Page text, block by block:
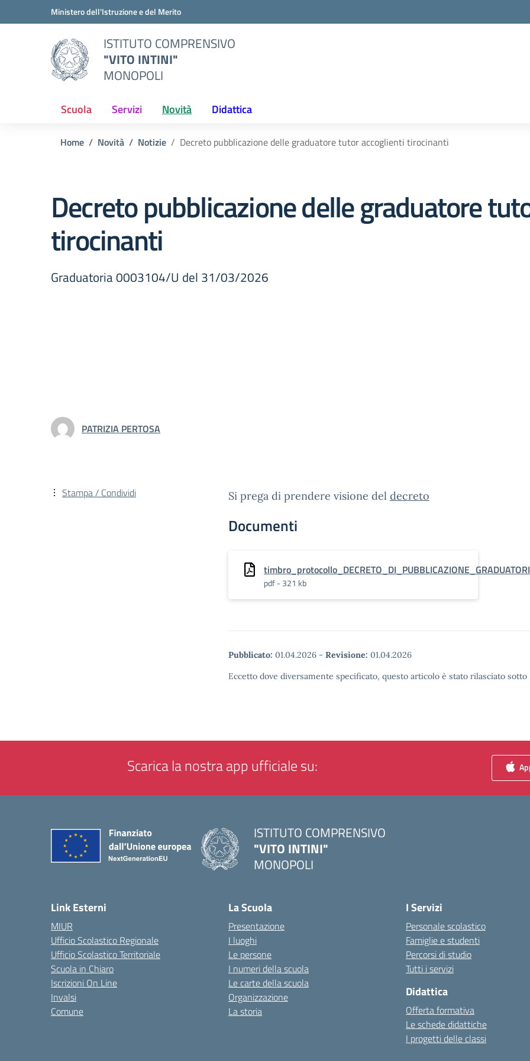
Vai ai contenuti
Vai al menu di navigazioneMinistero dell'Istruzione e del Merito
ISTITUTO COMPRENSIVO
"VITO INTINI"
MONOPOLI
Scuola Servizi Novità Didattica
Home Novità Notizie Decreto pubblicazione delle graduatore tutor accoglienti tirocinanti
Decreto pubblicazione delle graduatore
tirocinanti
Graduatoria 0003104/U del 31/03/2026
PATRIZIA PERTOSA
Si prega di prendere visione del decreto
Documenti
pdf - 321 kb
Pubblicato: 01.04.2026 - Revisione: 01.04.2026
Eccetto dove diversamente specificato, questo articolo è stato rilasciato
Stampa / Condividi
Scarica la nostra app ufficiale su:
ISTITUTO COMPRENSIVO
"VITO INTINI"
MONOPOLI
Link Esterni
MIUR
Ufficio Scolastico Regionale
Ufficio Scolastico Territoriale
Scuola in Chiaro
Iscrizioni On Line
Invalsi
Comune
La Scuola
Presentazione
I luoghi
Le persone
I numeri della scuola
Le carte della scuola
Organizzazione
La storia
I Servizi
Personale scolastico
Famiglie e studenti
Percorsi di studio
Tutti i servizi
Didattica
Offerta formativa
Le schede didattiche
I progetti delle classi